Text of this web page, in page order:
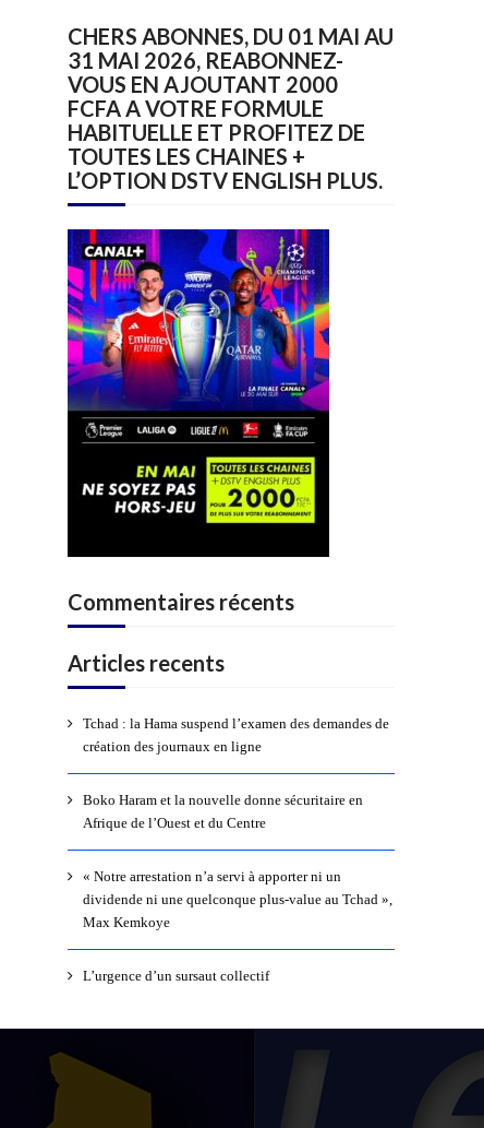
CHERS ABONNES, DU 01 MAI AU
31 MAI 2026, REABONNEZ-
VOUS EN AJOUTANT 2000
FCFA A VOTRE FORMULE
HABITUELLE ET PROFITEZ DE
TOUTES LES CHAINES +
L’OPTION DSTV ENGLISH PLUS.
Commentaires récents
Articles recents
Tchad : la Hama suspend l’examen des demandes de
création des journaux en ligne
Boko Haram et la nouvelle donne sécuritaire en
Afrique de l’Ouest et du Centre
« Notre arrestation n’a servi à apporter ni un
dividende ni une quelconque plus-value au Tchad »,
Max Kemkoye
L’urgence d’un sursaut collectif